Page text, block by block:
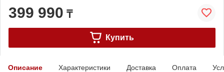
399 990 ₸
Купить
Описание Характеристики Доставка Оплата